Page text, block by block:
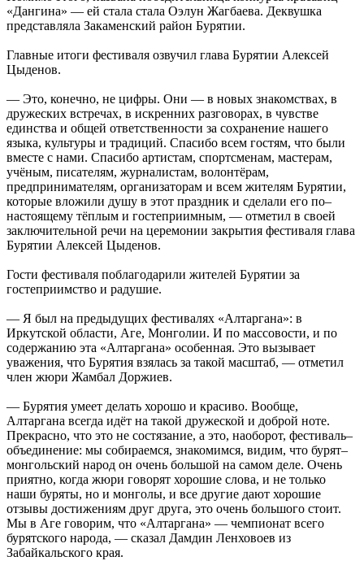
«Дангина» — ей стала стала Оэлун Жагбаева. Деквушка
представляла Закаменский район Бурятии.
Главные итоги фестиваля озвучил глава Бурятии Алексей
Цыденов.
— Это, конечно, не цифры. Они — в новых знакомствах, в
дружеских встречах, в искренних разговорах, в чувстве
единства и общей ответственности за сохранение нашего
языка, культуры и традиций. Спасибо всем гостям, что были
вместе с нами. Спасибо артистам, спортсменам, мастерам,
учёным, писателям, журналистам, волонтёрам,
предпринимателям, организаторам и всем жителям Бурятии,
которые вложили душу в этот праздник и сделали его по–
настоящему тёплым и гостеприимным, — отметил в своей
заключительной речи на церемонии закрытия фестиваля глава
Бурятии Алексей Цыденов.
Гости фестиваля поблагодарили жителей Бурятии за
гостеприимство и радушие.
— Я был на предыдущих фестивалях «Алтаргана»: в
Иркутской области, Аге, Монголии. И по массовости, и по
содержанию эта «Алтаргана» особенная. Это вызывает
уважения, что Бурятия взялась за такой масштаб, — отметил
член жюри Жамбал Доржиев.
— Бурятия умеет делать хорошо и красиво. Вообще,
Алтаргана всегда идёт на такой дружеской и доброй ноте.
Прекрасно, что это не состязание, а это, наоборот, фестиваль–
объединение: мы собираемся, знакомимся, видим, что бурят–
монгольский народ он очень большой на самом деле. Очень
приятно, когда жюри говорят хорошие слова, и не только
наши буряты, но и монголы, и все другие дают хорошие
отзывы достижениям друг друга, это очень большого стоит.
Мы в Аге говорим, что «Алтаргана» — чемпионат всего
бурятского народа, — сказал Дамдин Ленховоев из
Забайкальского края.